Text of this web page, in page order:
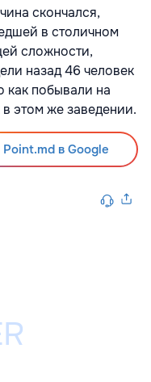
скончался,
в столичном
сложности,
назад 46 человек
как побывали на
этом же заведении.
в Google